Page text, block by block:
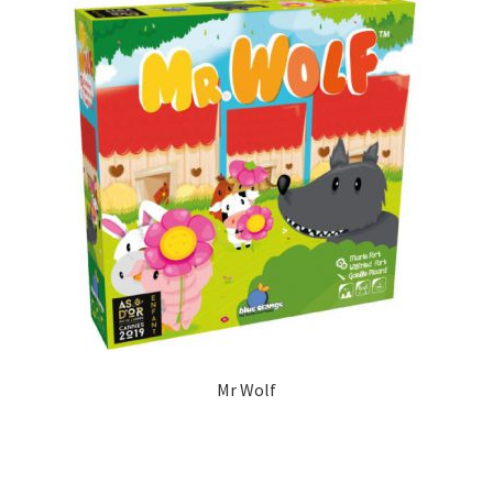
Mr Wolf